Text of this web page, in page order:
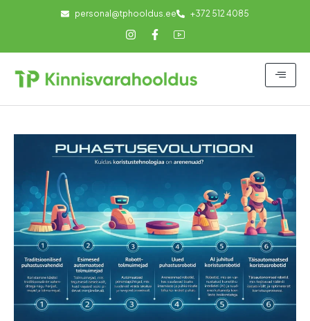
personal@tphooldus.ee +372 512 4085